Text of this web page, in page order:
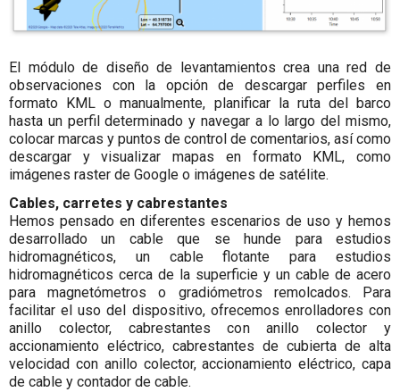
El módulo de diseño de levantamientos crea una red de
observaciones con la opción de descargar perfiles en
formato KML o manualmente, planificar la ruta del barco
hasta un perfil determinado y navegar a lo largo del mismo,
colocar marcas y puntos de control de comentarios, así como
descargar y visualizar mapas en formato KML, como
imágenes raster de Google o imágenes de satélite.
Cables, carretes y cabrestantes
Hemos pensado en diferentes escenarios de uso y hemos
desarrollado un cable que se hunde para estudios
hidromagnéticos, un cable flotante para estudios
hidromagnéticos cerca de la superficie y un cable de acero
para magnetómetros o gradiómetros remolcados. Para
facilitar el uso del dispositivo, ofrecemos enrolladores con
anillo colector, cabrestantes con anillo colector y
accionamiento eléctrico, cabrestantes de cubierta de alta
velocidad con anillo colector, accionamiento eléctrico, capa
de cable y contador de cable.